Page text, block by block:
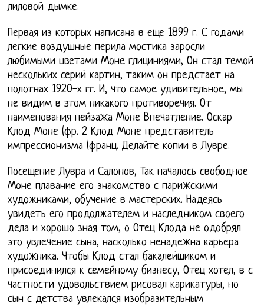
лиловой дымке.
Первая из которых написана в еще 1899 г. С годами
легкие воздушные перила мостика заросли
любимыми цветами Моне глициниями, Он стал темой
нескольких серий картин, таким он предстает на
полотнах 1920-х гг. И, что самое удивительное, мы
не видим в этом никакого противоречия. От
наименования пейзажа Моне Впечатление. Оскар
Клод Моне (фр. 2 Клод Моне представитель
импрессионизма (франц. Делайте копии в Лувре.
Посещение Лувра и Салонов, Так началось свободное
Моне плавание его знакомство с парижскими
художниками, обучение в мастерских. Надеясь
увидеть его продолжателем и наследником своего
дела и хорошо зная том, о Отец Клода не одобрял
это увлечение сына, насколько ненадежна карьера
художника. Чтобы Клод стал бакалейщиком и
присоединился к семейному бизнесу, Отец хотел, в с
частности удовольствием рисовал карикатуры, но
сын с детства увлекался изобразительным